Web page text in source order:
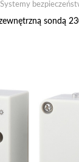
Systemy
sondą